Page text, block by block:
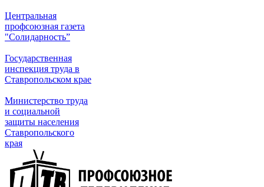
Центральная
профсоюзная газета
"Солидарность”
Государственная
инспекция труда в
Ставропольском крае
Министерство труда
и социальной
защиты населения
Ставропольского
края